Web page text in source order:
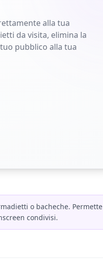
alla tua
da visita, elimina la
pubblico alla tua
o bacheche. Permette
condivisi.